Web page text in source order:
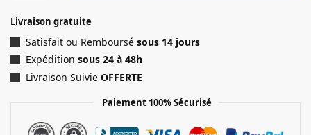
Livraison gratuite
Satisfait ou Remboursé sous 14 jours
Expédition sous 24 à 48h
Livraison Suivie OFFERTE
Paiement 100% Sécurisé